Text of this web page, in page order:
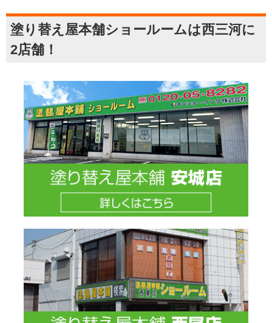
塗り替え屋本舗ショールームは西三河に
2店舗！